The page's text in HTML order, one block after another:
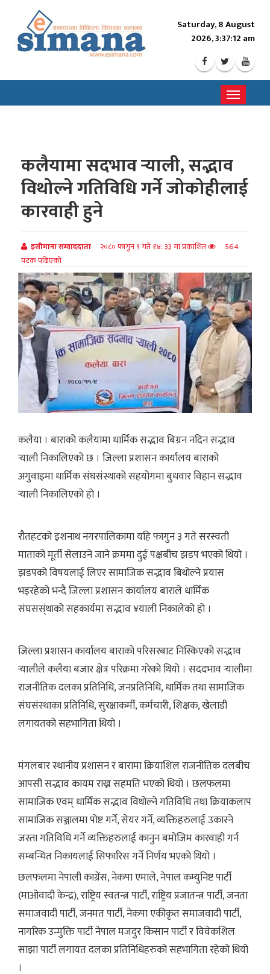
Saturday, 8 August
2026, 3:37:13 am
Toggle
कलैयामा सदभाव र्‍याली, सद्भाव
विथोल्ने गतिविधि गर्ने जोकोहीलाई
कारवाही हुने
इसीमाना सम्वाददाता २०८० फागुन ९ गते १४: ३३ मा प्रकाशित
564
पटक पढिएको
कलैया । बाराको कलैयामा धार्मिक सद्भाव बिग्रन नदिन सद्भाव
र्‍याली निकालिएको छ । जिल्ला प्रशासन कार्यालय बाराको
अगुवाइमा धार्मिक संघसंस्थाको सहयोगमा बुधवार विहान सद्भाव
र्‍याली निकालिएको हो ।
रौतहटको इशनाथ नगरपालिकामा यहि फागुन ३ गते सरस्वती
माताको मूर्ती सेलाउने जाने क्रममा दुई पक्षबीच झडप भएको थियो ।
झडपको विषयलाई लिएर सामाजिक सद्भाव बिथोल्ने प्रयास
भइरहेको भन्दै जिल्ला प्रशासन कार्यालय बाराले धार्मिक
संघसस्ंथाको सहकार्यमा सद्भाव ¥याली निकालेको हो ।
जिल्ला प्रशासन कार्यालय बाराको परिसरबाट निस्किएको सद्भाव
र्‍यालीले कलैया बजार क्षेत्र परिक्रमा गरेको थियो । सददभाव र्‍यालीमा
राजनीतिक दलका प्रतिनिधि, जनप्रतिनिधि, धार्मिक तथा सामाजिक
संघसंस्थाका प्रतिनिधि, सुरक्षाकर्मी, कर्मचारी, शिक्षक, खेलाडी
लगायतको सहभागिता थियो ।
मंगलबार स्थानीय प्रशासन र बारामा क्रियाशिल राजनीतिक दलबीच
आपसी सद्भाव कायम राख्न सहमति भएको थियो । छलफलमा
सामाजिक एवम् धार्मिक सद्भाव विथोल्ने गतिविधि तथा क्रियाकलाप
सामाजिक सञ्जालमा पोष्ट गर्ने, सेयर गर्ने, व्यक्तिहरुलाई उकास्ने
जस्ता गतिविधि गर्ने व्यक्तिहरुलाई कानुन बमोजिम कारवाही गर्न
सम्बन्धित निकायलाई सिफारिस गर्ने निर्णय भएको थियो ।
छलफलमा नेपाली काग्रेंस, नेकपा एमाले, नेपाल कम्युनिष्ट पार्टी
(माओवादी केन्द्र), राष्ट्रिय स्वतन्त्र पार्टी, राष्ट्रिय प्रजातन्त्र पार्टी, जनता
समाजवादी पार्टी, जनमत पार्टी, नेकपा एकीकृत समाजवादी पार्टी,
नागरिक उन्मुक्ति पार्टी नेपाल मजदुर किसान पार्टी र विवेकशिल
साझा पार्टी लगायत दलका प्रतिनिधिहरुको सहभागिता रहेको थियो
।